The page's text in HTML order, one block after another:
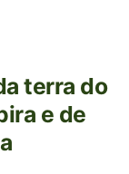
terra do
e de